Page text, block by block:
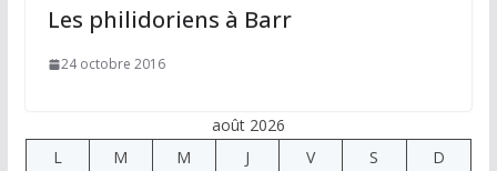
Les philidoriens à Barr
24 octobre 2016
août 2026
L
M M J V S
D